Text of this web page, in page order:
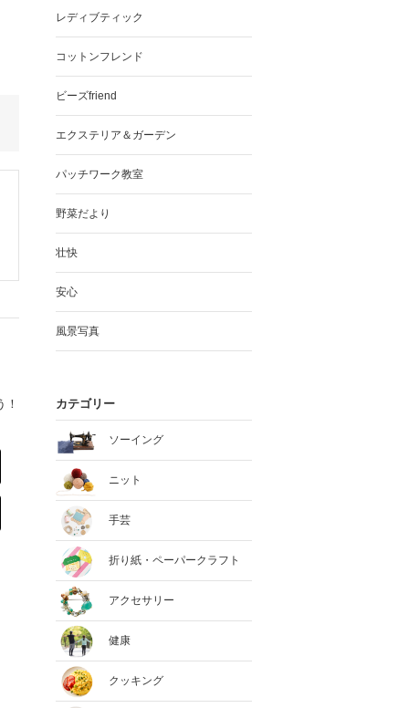
レディブティック
コットンフレンド
ビーズfriend
エクステリア＆ガーデン
パッチワーク教室
野菜だより
壮快
安心
風景写真
カテゴリー
ソーイング
ニット
手芸
折り紙・ペーパークラフト
アクセサリー
健康
クッキング